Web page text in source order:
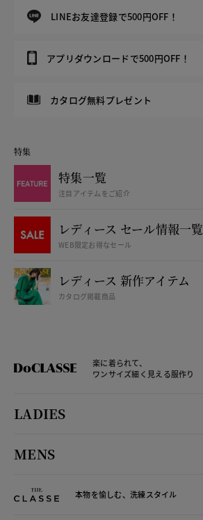
LINEお友達登録で500円OFF！
アプリダウンロードで500円OFF！
カタログ無料プレゼント
特集
特集一覧
注目アイテムをご紹介
レディース セール情報一覧
WEB限定お得なセール
レディース 新作アイテム
カタログ掲載商品
楽に着られて、
ワンサイズ細く見える服作り
LADIES
MENS
本物を愉しむ、洗練スタイル